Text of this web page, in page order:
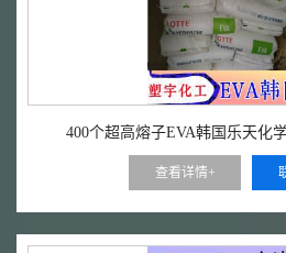
400个超高熔子EVA韩国乐天化
查看详情+